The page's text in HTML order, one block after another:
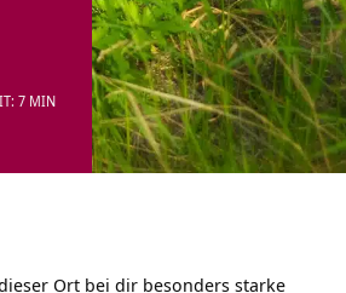
7 MIN
Ort bei dir besonders starke